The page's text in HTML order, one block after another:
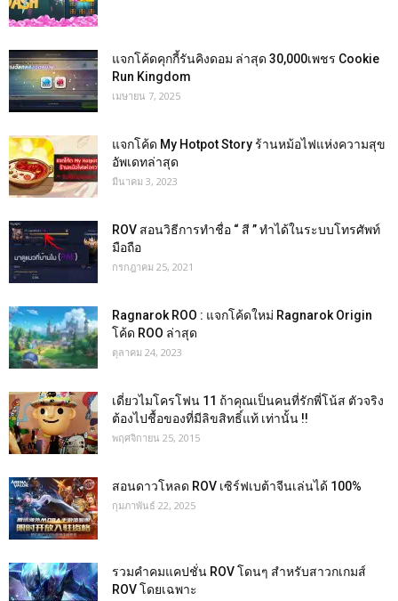
แจกโค้ดคุกกี้รันคิงดอม ล่าสุด 30,000เพชร Cookie
Run Kingdom
เมษายน 7, 2025
แจกโค้ด My Hotpot Story ร้านหม้อไฟแห่งความสุข
อัพเดทล่าสุด
มีนาคม 3, 2023
ROV สอนวิธีการทำชื่อ “ สี ” ทำได้ในระบบโทรศัพท์
มือถือ
กรกฎาคม 25, 2021
Ragnarok ROO : แจกโค้ดใหม่ Ragnarok Origin
โค้ด ROO ล่าสุด
ตุลาคม 24, 2023
เดี่ยวไมโครโฟน 11 ถ้าคุณเป็นคนที่รักพี่โน้ส ตัวจริง
ต้องไปชื้อของที่มีลิขสิทธิ์แท้ เท่านั้น !!
พฤศจิกายน 25, 2015
สอนดาวโหลด ROV เซิร์ฟเบต้าจีนเล่นได้ 100%
กุมภาพันธ์ 22, 2025
รวมคำคมแคปชั่น ROV โดนๆ สำหรับสาวกเกมส์
ROV โดยเฉพาะ